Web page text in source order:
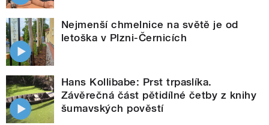
Nejmenší chmelnice na světě je od
letoška v Plzni-Černicích
Hans Kollibabe: Prst trpaslíka.
Závěrečná část pětidílné četby z knihy
šumavských pověstí